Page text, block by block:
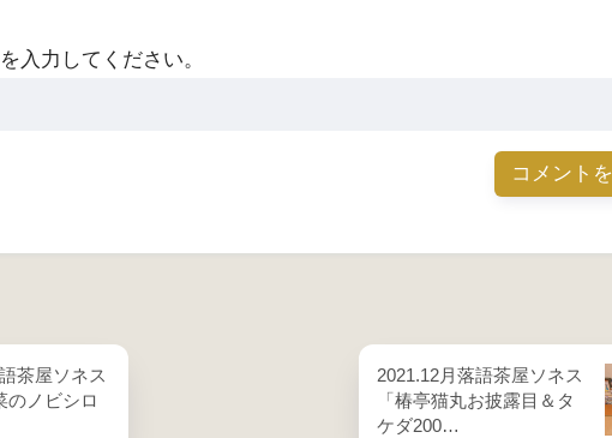
入力してください。
茶屋ソネス
のノビシロ
2021.12月落語茶屋ソネス
「椿亭猫丸お披露目＆タ
ケダ200…